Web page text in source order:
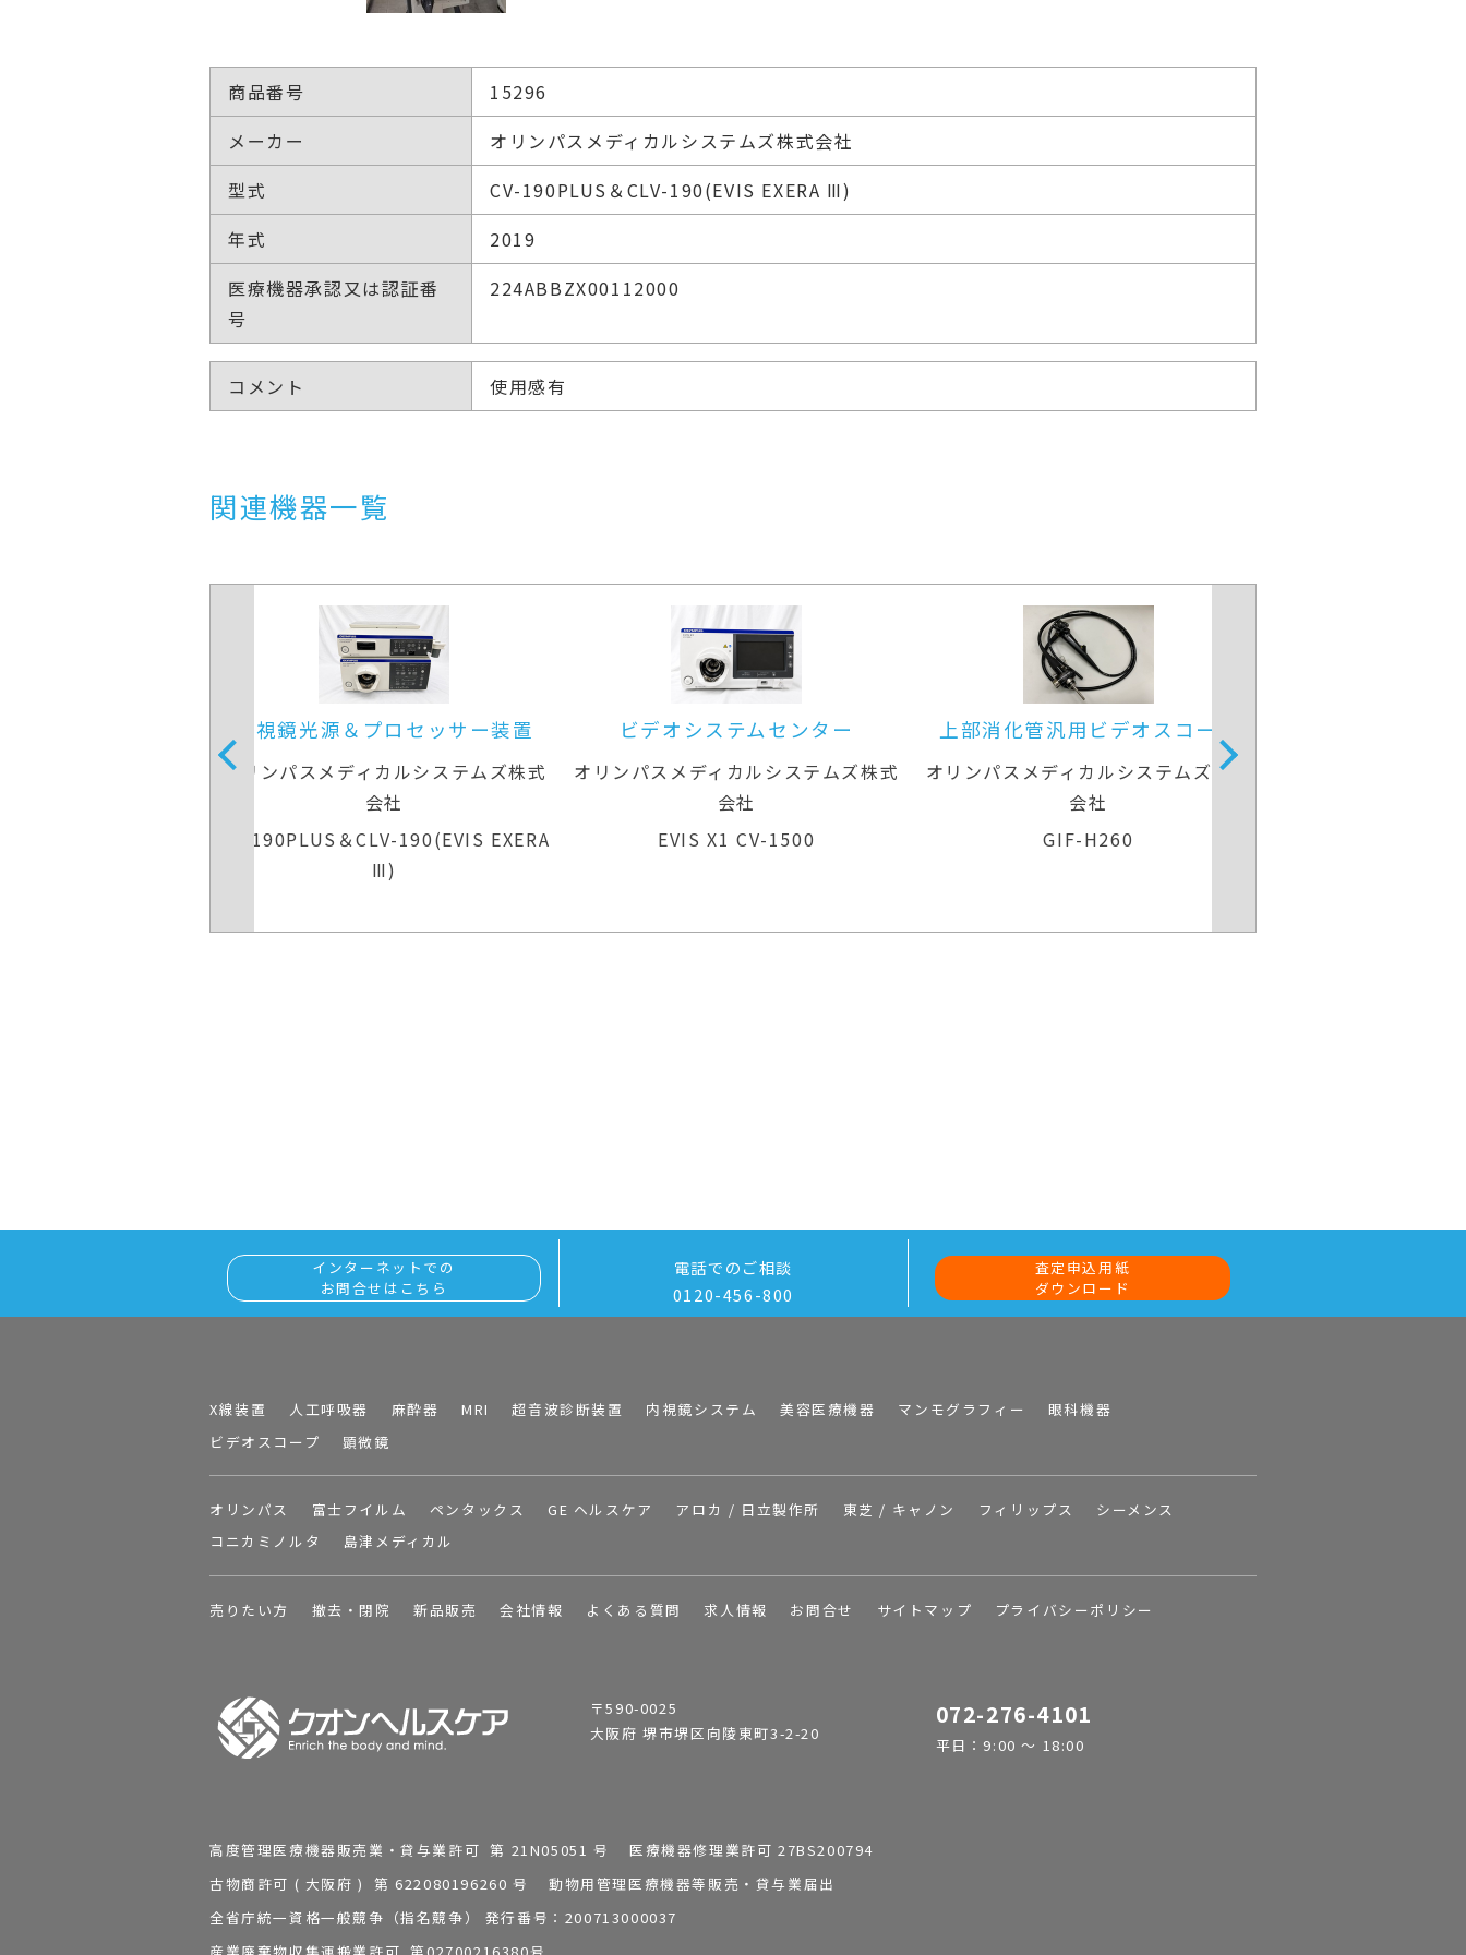
商品番号
15296
メーカー
オリンパスメディカルシステムズ株式会社
型式
CV-190PLUS＆CLV-190(EVIS EXERA Ⅲ)
年式
2019
医療機器承認又は認証番
号
224ABBZX00112000
コメント 使用感有
関連機器一覧
内視鏡光源＆プロセッサー装置
オリンパスメディカルシステムズ株式
会社
CV-190PLUS＆CLV-190(EVIS EXERA
Ⅲ)
ビデオシステムセンター
オリンパスメディカルシステムズ株式
会社
EVIS X1 CV-1500
上部消化管汎用ビデオスコープ
オリンパスメディカルシステムズ株式
会社
GIF-H260
インターネットでの
お問合せはこちら
電話でのご相談
0120-456-800
査定申込用紙
ダウンロード
X線装置 人工呼吸器 麻酔器 MRI 超音波診断装置 内視鏡システム 美容医療機器 マンモグラフィー
眼科機器
ビデオスコープ
顕微鏡
オリンパス 富士フイルム ペンタックス GE ヘルスケア アロカ / 日立製作所 東芝 / キャノン フィリップス
シーメンス
コニカミノルタ
島津メディカル
売りたい方 撤去・閉院 新品販売 会社情報 よくある質問 求人情報 お問合せ サイトマップ プライバシーポリシー
〒590-0025
大阪府 堺市堺区向陵東町3-2-20
072-276-4101
平日：9:00 ～ 18:00
高度管理医療機器販売業・貸与業許可 第 21N05051 号 医療機器修理業許可 27BS200794
古物商許可 ( 大阪府 ) 第 622080196260 号 動物用管理医療機器等販売・貸与業届出
全省庁統一資格一般競争（指名競争） 発行番号：200713000037